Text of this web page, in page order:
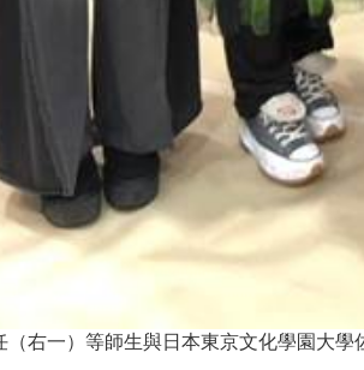
右一）等師生與日本東京文化學園大學